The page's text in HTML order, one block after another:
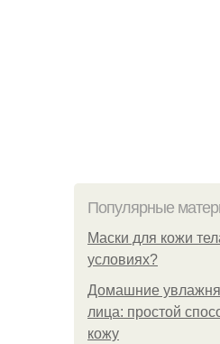
Популярные
Маски для кожи
условиях?
Домашние
лица: простой
кожу